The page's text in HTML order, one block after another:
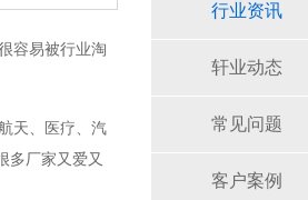
容易被行业淘
天、医疗、汽
多厂家又爱又
行业资讯
轩业动态
常见问题
客户案例